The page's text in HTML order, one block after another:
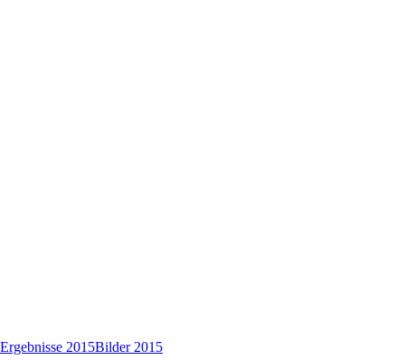
Ergebnisse 2015Bilder 2015